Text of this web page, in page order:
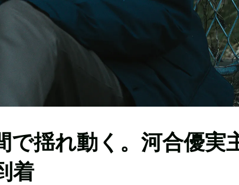
で揺れ動く。河合優実
着